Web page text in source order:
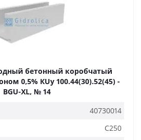
бетонный коробчатый
0,5% КUу 100.44(30).52(45) -
BGU-XL, № 14
40730014
C250